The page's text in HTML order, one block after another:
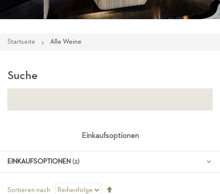
Startseite Alle Weine
Sortieren nach
Suche
Einkaufsoptionen
EINKAUFSOPTIONEN